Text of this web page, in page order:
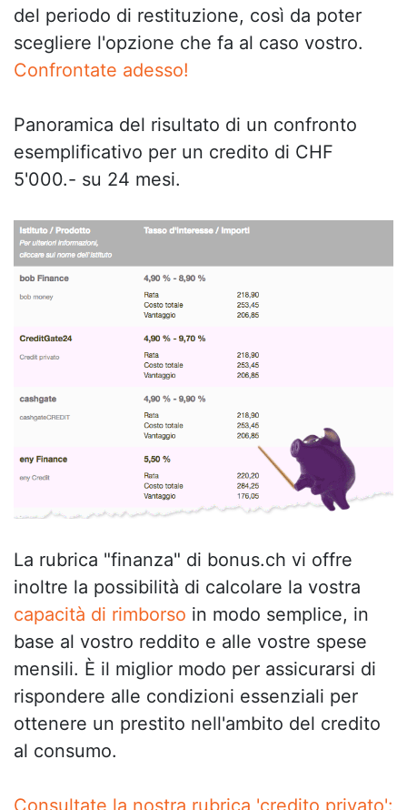
del periodo di restituzione, così da poter
scegliere l'opzione che fa al caso vostro.
Confrontate adesso!
Panoramica del risultato di un confronto
esemplificativo per un credito di CHF
5'000.- su 24 mesi.
La rubrica "finanza" di bonus.ch vi offre
inoltre la possibilità di calcolare la vostra
capacità di rimborso in modo semplice, in
base al vostro reddito e alle vostre spese
mensili. È il miglior modo per assicurarsi di
rispondere alle condizioni essenziali per
ottenere un prestito nell'ambito del credito
al consumo.